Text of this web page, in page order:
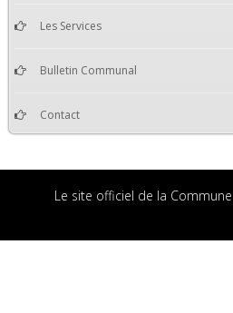
Les Services
Bulletin Communal
Contact
Le site officiel de la Commune